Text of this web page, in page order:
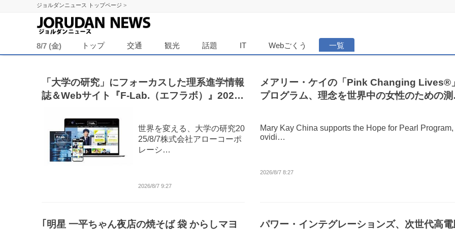
ジョルダンニュース トップページ >
8/7 (金) トップ 交通 観光 話題 IT Webごくう 一覧
「大学の研究」にフォーカスした理系進学情報
誌＆Webサイト『F-Lab.（エフラボ）』2027
世界を変える、大学の研究20
25/8/7株式会社アローコーポ
レーシ…
2026/8/7 9:27
メアリー・ケイの「Pink Changing Lives®」
プログラム、理念を世界中の女性のための測
Mary Kay China supports the Hope for Pearl Program,
ovidi…
2026/8/7 8:27
｢明星 一平ちゃん夜店の焼そば 袋 からしマヨ
パワー・インテグレーションズ、次世代高電